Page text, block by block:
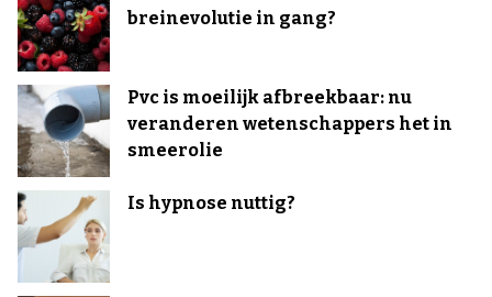
breinevolutie in gang?
Pvc is moeilijk afbreekbaar: nu
veranderen wetenschappers het in
smeerolie
Is hypnose nuttig?